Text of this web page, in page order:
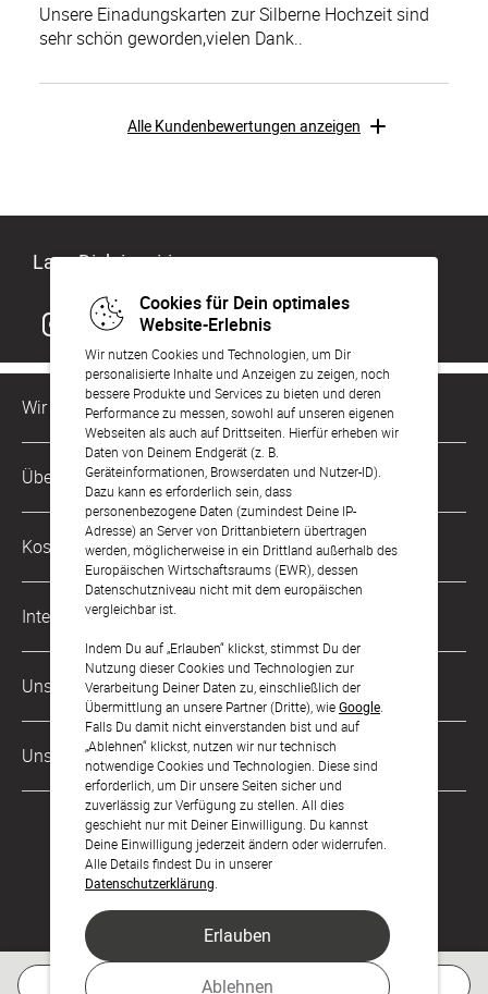
Cookies für Dein optimales
Website-Erlebnis
Wir nutzen Cookies und Technologien, um Dir
personalisierte Inhalte und Anzeigen zu zeigen, noch
bessere Produkte und Services zu bieten und deren
Performance zu messen, sowohl auf unseren eigenen
Webseiten als auch auf Drittseiten. Hierfür erheben wir
Daten von Deinem Endgerät (z. B.
Geräteinformationen, Browserdaten und Nutzer-ID).
Dazu kann es erforderlich sein, dass
personenbezogene Daten (zumindest Deine IP-
Adresse) an Server von Drittanbietern übertragen
werden, möglicherweise in ein Drittland außerhalb des
Europäischen Wirtschaftsraums (EWR), dessen
Datenschutzniveau nicht mit dem europäischen
vergleichbar ist.
Indem Du auf „Erlauben“ klickst, stimmst Du der
Nutzung dieser Cookies und Technologien zur
Verarbeitung Deiner Daten zu, einschließlich der
Übermittlung an unsere Partner (Dritte), wieGoogle
Falls Du damit nicht einverstanden bist und auf
„Ablehnen“ klickst, nutzen wir nur technisch
notwendige Cookies und Technologien. Diese sind
erforderlich, um Dir unsere Seiten sicher und
zuverlässig zur Verfügung zu stellen. All dies
geschieht nur mit Deiner Einwilligung. Du kannst
Deine Einwilligung jederzeit ändern oder widerrufen.
Alle Details findest Du in unserer
Datenschutzerklärung
Ablehnen
Erlauben
Kostenlose Musterkarte
Unsere Einadungskarten zur Silberne Hochzeit sind
sehr schön geworden,vielen Dank..
Alle Kundenbewertungen anzeigen
Lass Dich inspirieren
Wir sind für Dich da
Kundenservice-Hotline
0221 956 725 10
Mo. - Fr. von 9 bis 17 Uhr
kontakt@sendmoments.de
Über Uns
Philosophie
Karriere
Impressum
AGB & Widerrufsrecht
Zahlung & Versand
Datenschutz
Barrierefreiheitserklärung
LLM's
Kostenlose Services
Musterkarten
Digitale Fotoalben
Digitale Gästelisten
FAQ & Hilfe
International
Österreich
Schweiz
Frankreich
Unsere Zahlungsarten
Unsere Partner
Feier den Moment.